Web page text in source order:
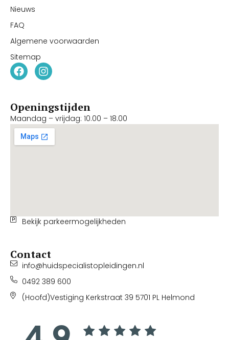
Nieuws
FAQ
Algemene voorwaarden
Sitemap
Openingstijden
Maandag – vrijdag: 10.00 – 18.00
Bekijk parkeermogelijkheden
Contact
info@huidspecialistopleidingen.nl
0492 389 600
(Hoofd)Vestiging Kerkstraat 39 5701 PL Helmond